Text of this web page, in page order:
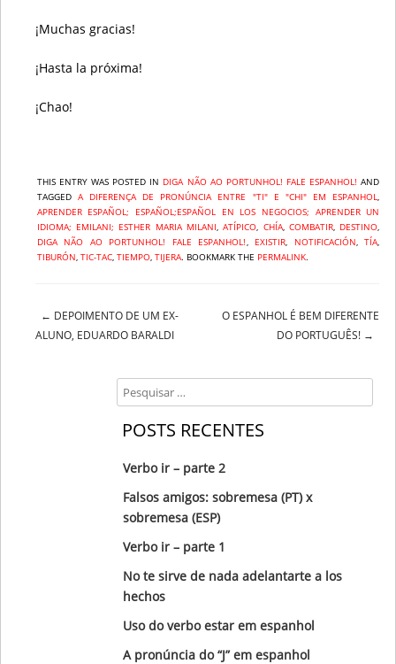
¡Muchas gracias!
¡Hasta la próxima!
¡Chao!
THIS ENTRY WAS POSTED IN DIGA NÃO AO PORTUNHOL! FALE ESPANHOL! AND
TAGGED A DIFERENÇA DE PRONÚNCIA ENTRE "TI" E "CHI" EM ESPANHOL,
APRENDER ESPAÑOL; ESPAÑOL;ESPAÑOL EN LOS NEGOCIOS; APRENDER UN
IDIOMA; EMILANI; ESTHER MARIA MILANI,ATÍPICO, CHÍA, COMBATIR, DESTINO,
DIGA NÃO AO PORTUNHOL! FALE ESPANHOL!, EXISTIR, NOTIFICACIÓN,TÍA,
TIBURÓN, TIC-TAC, TIEMPO, TIJERA. BOOKMARK THE PERMALINK.
Post navigation
← DEPOIMENTO DE UM EX-
ALUNO, EDUARDO BARALDI
O ESPANHOL É BEM DIFERENTE
DO PORTUGUÊS! →
Search
POSTS RECENTES
Verbo ir – parte 2
Falsos amigos: sobremesa (PT) x
sobremesa (ESP)
Verbo ir – parte 1
No te sirve de nada adelantarte a los
hechos
Uso do verbo estar em espanhol
A pronúncia do “J” em espanhol